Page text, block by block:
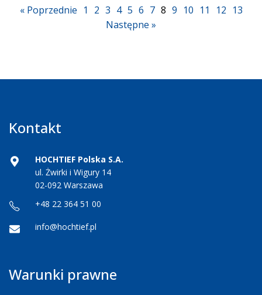
« Poprzednie 1 2 3 4 5 6 7 8 9 10 11 12 13
Następne »
Kontakt
HOCHTIEF Polska S.A.
ul. Żwirki i Wigury 14
02-092 Warszawa
+48 22 364 51 00
info@hochtief.pl
Warunki prawne